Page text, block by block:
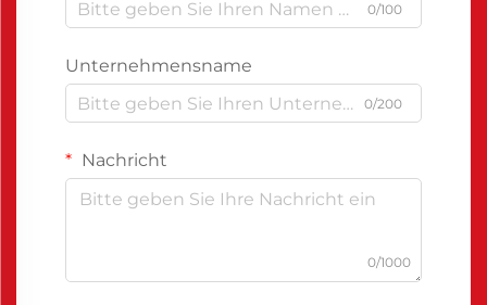
0/100
Unternehmensname
0/200
Nachricht
0/1000